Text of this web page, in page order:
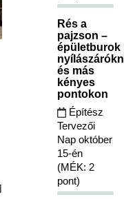
Rés a
pajzson –
épületburok
és más
kényes
pontokon
Építész
Tervezői
Nap október
15-én
(MÉK: 2
pont)